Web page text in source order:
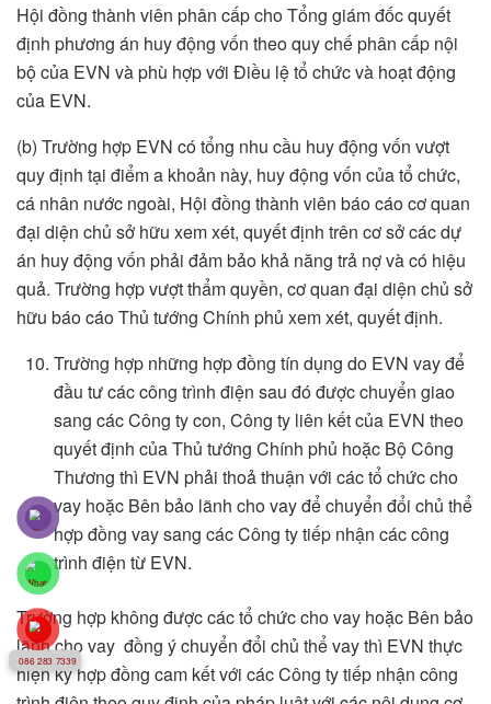
Hội đồng thành viên phân cấp cho Tổng giám đốc quyết
định phương án huy động vốn theo quy chế phân cấp nội
bộ của EVN và phù hợp với Điều lệ tổ chức và hoạt động
của EVN.
(b) Trường hợp EVN có tổng nhu cầu huy động vốn vượt
quy định tại điểm a khoản này, huy động vốn của tổ chức,
cá nhân nước ngoài, Hội đồng thành viên báo cáo cơ quan
đại diện chủ sở hữu xem xét, quyết định trên cơ sở các dự
án huy động vốn phải đảm bảo khả năng trả nợ và có hiệu
quả. Trường hợp vượt thẩm quyền, cơ quan đại diện chủ sở
hữu báo cáo Thủ tướng Chính phủ xem xét, quyết định.
Trường hợp những hợp đồng tín dụng do EVN vay để
đầu tư các công trình điện sau đó được chuyển giao
sang các Công ty con, Công ty liên kết của EVN theo
quyết định của Thủ tướng Chính phủ hoặc Bộ Công
Thương thì EVN phải thoả thuận với các tổ chức cho
vay hoặc Bên bảo lãnh cho vay để chuyển đổi chủ thể
hợp đồng vay sang các Công ty tiếp nhận các công
trình điện từ EVN.
Trường hợp không được các tổ chức cho vay hoặc Bên bảo
lãnh cho vay đồng ý chuyển đổi chủ thể vay thì EVN thực
hiện ký hợp đồng cam kết với các Công ty tiếp nhận công
086 283 7339